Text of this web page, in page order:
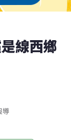
線西鄉
導